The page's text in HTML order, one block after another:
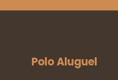
Polo Aluguel